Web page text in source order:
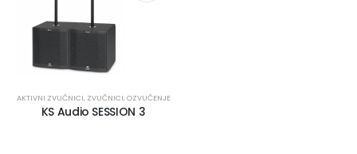
AKTIVNI ZVUČNICI, ZVUČNICI,OZVUČENJE
KS Audio SESSION 3